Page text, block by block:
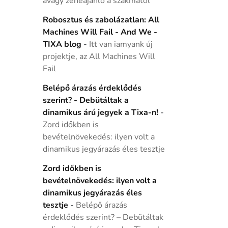
Robosztus és zabolázatlan: All
Machines Will Fail - And We -
TIXA blog - Itt van iamyank új
projektje, az All Machines Will
Fail
Belépő árazás érdeklődés
szerint? - Debütáltak a
dinamikus árú jegyek a Tixa-n! -
Zord időkben is
bevételnövekedés: ilyen volt a
dinamikus jegyárazás éles tesztje
Zord időkben is
bevételnövekedés: ilyen volt a
dinamikus jegyárazás éles
tesztje - Belépő árazás
érdeklődés szerint? – Debütáltak